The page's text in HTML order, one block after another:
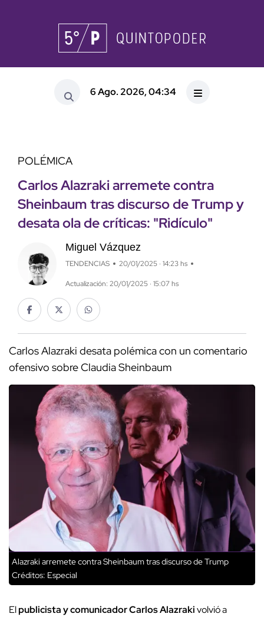
6 Ago. 2026, 04:34
POLÉMICA
Carlos Alazraki arremete contra
Sheinbaum tras discurso de Trump y
desata ola de críticas: "Ridículo"
Miguel Vázquez
TENDENCIAS 20/01/2025 · 14:23 hs
Actualización: 20/01/2025 · 15:07 hs
Carlos Alazraki desata polémica con un comentario
ofensivo sobre Claudia Sheinbaum
Alazraki arremete contra Sheinbaum tras discurso de Trump
Créditos: Especial
Elpublicista y comunicador Carlos Alazrakivolvió a